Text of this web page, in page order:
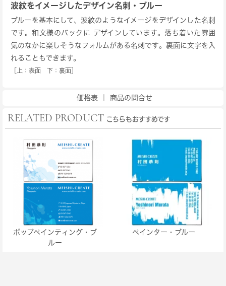
波紋をイメージしたデザイン名刺・ブルー
ブルーを基本にして、波紋のようなイメージをデザインした名刺
です。和文様のバックにデザインしています。落ち着いた雰囲
気のなかに楽しそうなフォルムがある名刺です。裏面に文字を入
れることもできます。
［上：表面 下：裏面］
価格表 商品の問合せ
RELATED PRODUCT こちらもおすすめです
ポップペインティング・ブ
ルー
ペインター・ブルー